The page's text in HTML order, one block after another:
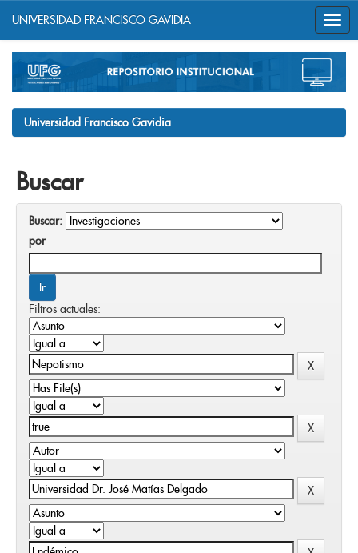
navigation
UNIVERSIDAD FRANCISCO GAVIDIA
Universidad Francisco Gavidia
Buscar
Buscar:
por
Filtros actuales: